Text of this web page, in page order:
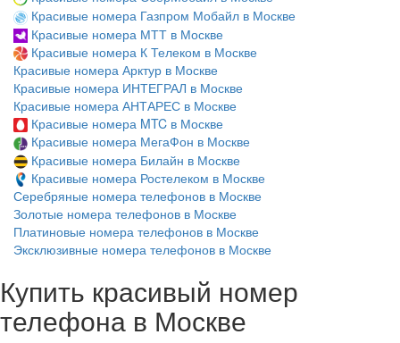
Красивые номера Газпром Мобайл в Москве
Красивые номера МТТ в Москве
Красивые номера К Телеком в Москве
Красивые номера Арктур в Москве
Красивые номера ИНТЕГРАЛ в Москве
Красивые номера АНТАРЕС в Москве
Красивые номера MTC в Москве
Красивые номера МегаФон в Москве
Красивые номера Билайн в Москве
Красивые номера Ростелеком в Москве
Серебряные номера телефонов в Москве
Золотые номера телефонов в Москве
Платиновые номера телефонов в Москве
Эксклюзивные номера телефонов в Москве
Купить красивый номер
телефона в Москве